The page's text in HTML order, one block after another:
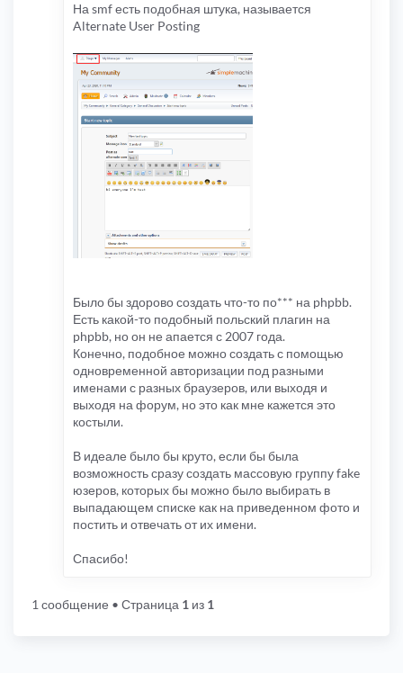
На smf есть подобная штука, называется
Alternate User Posting
Было бы здорово создать что-то по*** на phpbb.
Есть какой-то подобный польский плагин на
phpbb, но он не апается с 2007 года.
Конечно, подобное можно создать с помощью
одновременной авторизации под разными
именами с разных браузеров, или выходя и
выходя на форум, но это как мне кажется это
костыли.
В идеале было бы круто, если бы была
возможность сразу создать массовую группу fake
юзеров, которых бы можно было выбирать в
выпадающем списке как на приведенном фото и
постить и отвечать от их имени.
Спасибо!
1 сообщение • Страница 1 из 1